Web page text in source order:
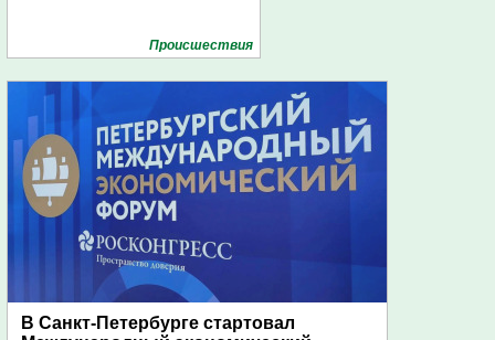
Проиcшествия
В Санкт-Петербурге стартовал